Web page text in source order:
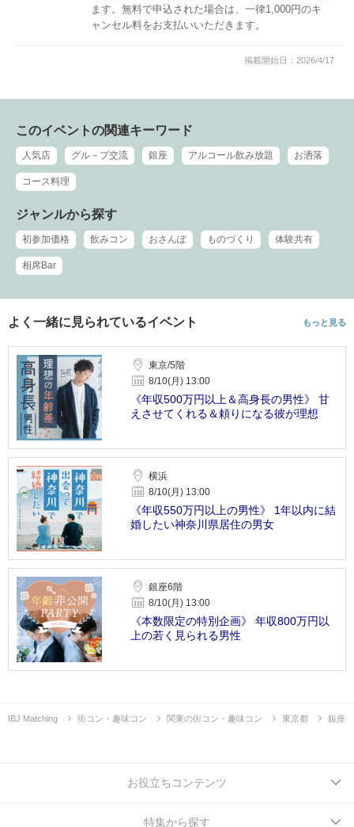
ます。無料で申込された場合は、一律1,000円のキ
ャンセル料をお支払いいただきます。
掲載開始日：2026/4/17
このイベントの関連キーワード
人気店 グル－プ交流 銀座 アルコール飲み放題 お洒落
コース料理
ジャンルから探す
初参加価格 飲みコン おさんぽ ものづくり 体験共有
相席Bar
よく一緒に見られているイベント もっと見る
東京/5階
8/10(月) 13:00
《年収500万円以上＆高身長の男性》 甘
えさせてくれる＆頼りになる彼が理想
横浜
8/10(月) 13:00
《年収550万円以上の男性》 1年以内に結
婚したい神奈川県居住の男女
銀座6階
8/10(月) 13:00
《本数限定の特別企画》 年収800万円以
上の若く見られる男性
IBJ Matching 街コン・趣味コン 関東の街コン・趣味コン 東京都 銀座
お役立ちコンテンツ
特集から探す